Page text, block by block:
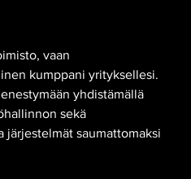
vaan
kumppani yrityksellesi.
yhdistämällä
sekä
saumattomaksi